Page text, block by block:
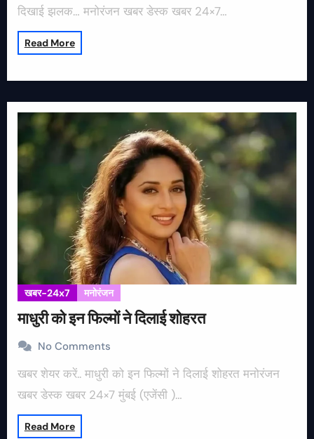
दिखाई झलक… मनोरंजन खबर डेस्क खबर 24×7…
Read More
खबर-24x7 मनोरंजन
माधुरी को इन फिल्मों ने दिलाई शोहरत
No Comments
खबर शेयर करें.. माधुरी को इन फिल्मों ने दिलाई शोहरत मनोरंजन
खबर डेस्क खबर 24×7 मुंबई (एजेंसी )…
Read More